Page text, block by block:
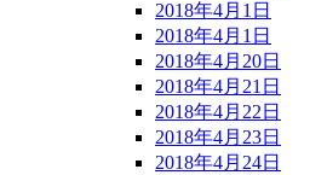
2018年4月1日
2018年4月1日
2018年4月20日
2018年4月21日
2018年4月22日
2018年4月23日
2018年4月24日